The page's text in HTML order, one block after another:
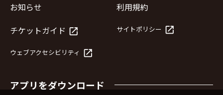
アプリをダウンロード
お知らせ
利用規約
チケットガイド launch サイトポリシー launch
ウェブアクセシビリティ launch